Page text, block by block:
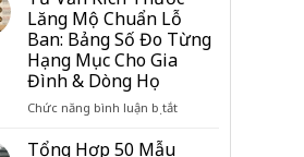
Thuê
Thợ
Xây
Lăng
Trọn
Lăng Mộ Chuẩn Lỗ
Ban: Bảng Số Đo Từng
Hạng Mục Cho Gia
Đình & Dòng Họ
Chức năng bình luận bị tắtở
Tổng Hợp 50 Mẫu